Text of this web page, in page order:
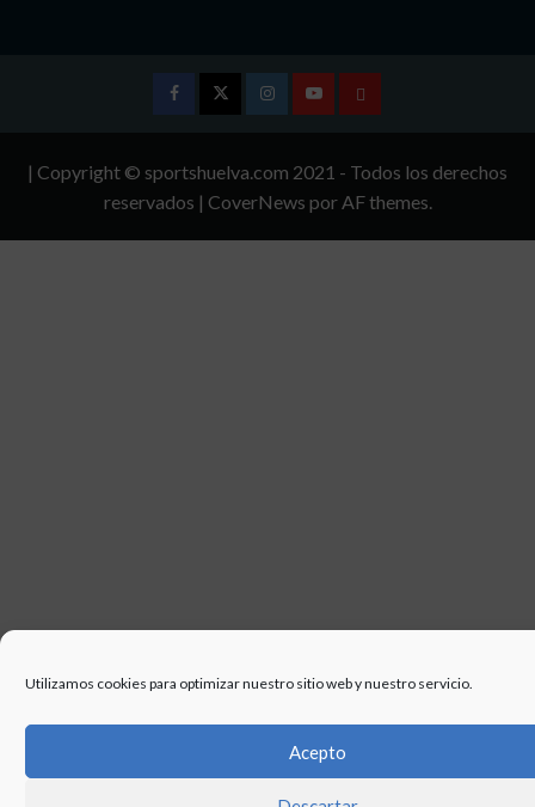
Utilizamos cookies para optimizar nuestro sitio web y nuestro servicio.
Acepto
InstagramYoutubeTÉRMINOS
CONDICIONES
| Copyright © sportshuelva.com 2021 - Todos los derechos
reservados | CoverNews por AF themes.